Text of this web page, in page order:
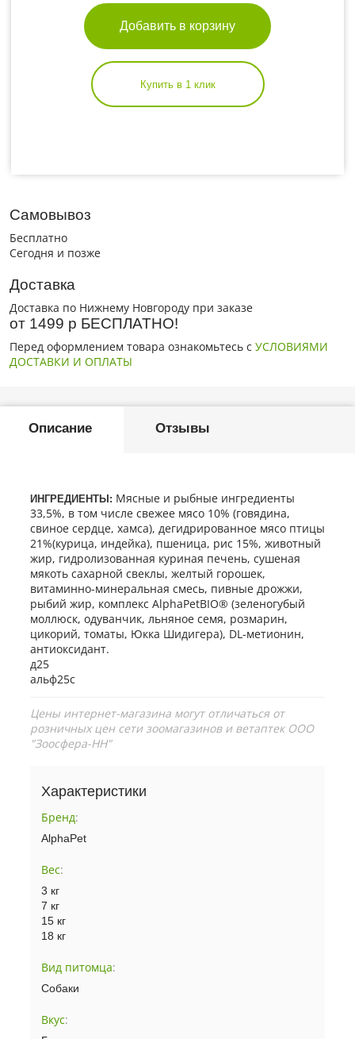
Добавить в корзину
Купить в 1 клик
Самовывоз
Бесплатно
Сегодня и позже
Доставка
Доставка по Нижнему Новгороду при заказе
от 1499 р БЕСПЛАТНО!
Перед оформлением товара ознакомьтесь с УСЛОВИЯМИ
ДОСТАВКИ И ОПЛАТЫ
Описание Отзывы
ИНГРЕДИЕНТЫ: Мясные и рыбные ингредиенты
33,5%, в том числе свежее мясо 10% (говядина,
свиное сердце, хамса), дегидрированное мясо птицы
21%(курица, индейка), пшеница, рис 15%, животный
жир, гидролизованная куриная печень, сушеная
мякоть сахарной свеклы, желтый горошек,
витаминно-минеральная смесь, пивные дрожжи,
рыбий жир, комплекс AlphaPetBIO® (зеленогубый
моллюск, одуванчик, льняное семя, розмарин,
цикорий, томаты, Юкка Шидигера), DL-метионин,
антиоксидант.
д25
альф25с
Цены интернет-магазина могут отличаться от
розничных цен сети зоомагазинов и ветаптек ООО
"Зоосфера-НН"
Характеристики
Бренд:
AlphaPet
Вес:
3 кг
7 кг
15 кг
18 кг
Вид питомца:
Собаки
Вкус: